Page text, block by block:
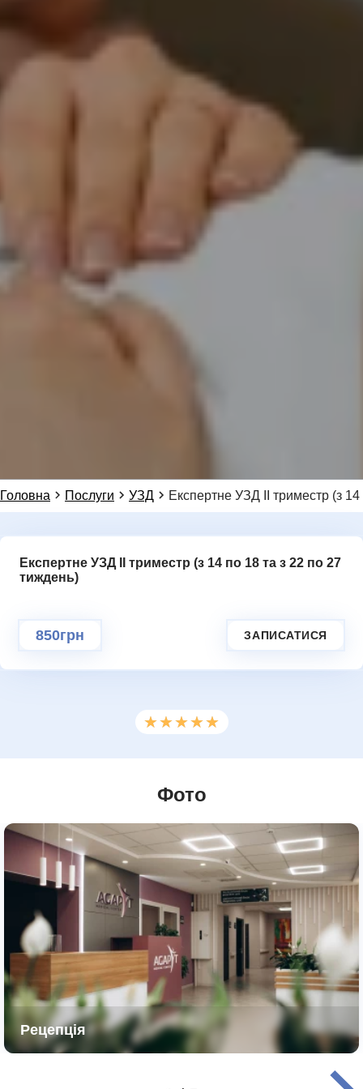
ГАЛЕРЕЯ
КОНТАКТИ
Звʼязатися з нами:
Натисніть, щоб написати в Viber
096 405 54 45
Натисніть, щоб зателефонувати нам
096 405 54 45
Додаткове повідомлення (залиште порожнім)
Ми цінуємо вашу приватність і не розповсюджуємо
Головна Послуги УЗД Експертне УЗД ІІ триместр (з
Експертне УЗД ІІ триместр (з 14 по 18 та з 22 по 27
тиждень)
850грн ЗАПИСАТИСЯ
★★★★★
★★★★★
Фото
Рецепція